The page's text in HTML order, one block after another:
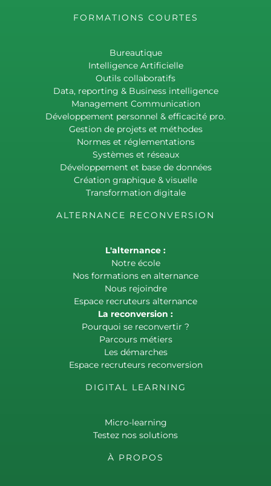
FORMATIONS COURTES
Bureautique
Intelligence Artificielle
Outils collaboratifs
Data, reporting & Business intelligence
Management Communication
Développement personnel & efficacité pro.
Gestion de projets et méthodes
Normes et réglementations
Systèmes et réseaux
Développement et base de données
Création graphique & visuelle
Transformation digitale
ALTERNANCE RECONVERSION
L'alternance :
Notre école
Nos formations en alternance
Nous rejoindre
Espace recruteurs alternance
La reconversion :
Pourquoi se reconvertir ?
Parcours métiers
Les démarches
Espace recruteurs reconversion
DIGITAL LEARNING
Micro-learning
Testez nos solutions
À PROPOS